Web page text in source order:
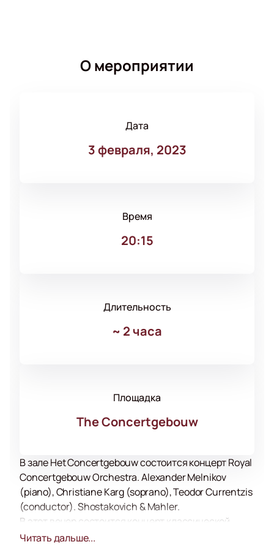
О мероприятии
Дата
3 февраля, 2023
Время
20:15
Длительность
~ 2 часа
Площадка
The Concertgebouw
В зале Het Concertgebouw состоится концерт Royal
Concertgebouw Orchestra. Alexander Melnikov
(piano), Christiane Karg (soprano), Teodor Currentzis
(conductor). Shostakovich & Mahler.
В этот вечер состоится концерт классической
музыки в исполнении талантливых музыкантов. В
Читать дальше...